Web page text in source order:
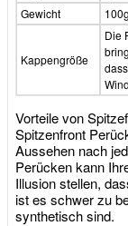
Gewicht
100g
Kappengröße
Die
Vorteile von
Spitzenfront
Aussehen nach
Perücken kann
Illusion stellen,
ist es schwer zu
synthetisch sind.